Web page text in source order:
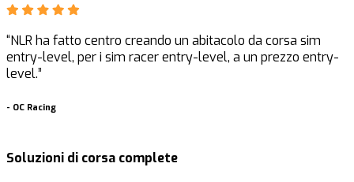
“NLR ha fatto centro creando un abitacolo da corsa sim
entry-level, per i sim racer entry-level, a un prezzo entry-
level.”
- OC Racing
Soluzioni di corsa complete